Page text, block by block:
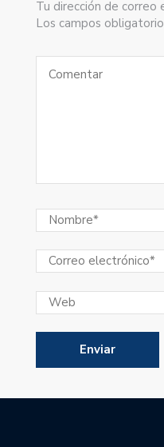
Tu dirección de correo
Los campos